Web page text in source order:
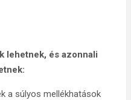
lehetnek, és azonnali
a súlyos mellékhatások